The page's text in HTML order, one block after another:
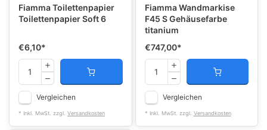
Fiamma Toilettenpapier
Toilettenpapier Soft 6
€6,10*
Vergleichen
* Inkl. MwSt. zzgl. Versandkosten
Fiamma Wandmarkise
F45 S Gehäusefarbe
titanium
€747,00*
Vergleichen
* Inkl. MwSt. zzgl. Versandkosten